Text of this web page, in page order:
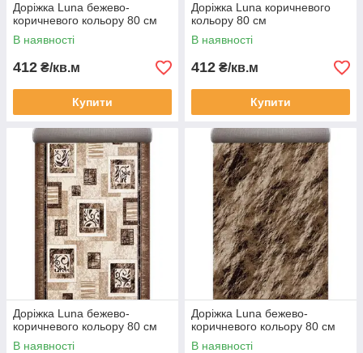
Доріжка Luna бежево-
коричневого кольору 80 см
В наявності
412 ₴/кв.м
Купити
Доріжка Luna коричневого
кольору 80 см
В наявності
412 ₴/кв.м
Купити
Доріжка Luna бежево-
коричневого кольору 80 см
В наявності
Доріжка Luna бежево-
коричневого кольору 80 см
В наявності